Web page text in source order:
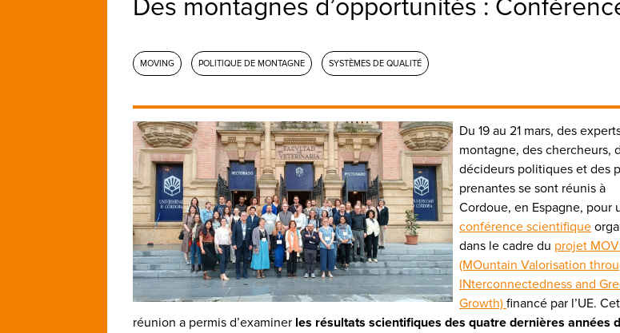
Des montagnes d’opportunités :
MOVING POLITIQUE DE MONTAGNE SYSTÈMES DE QUALITÉ
Du 19 au 21 mars, des
montagne, des chercheurs,
décideurs politiques et des
prenantes se sont réunis à
Cordoue, en Espagne, pour
conférence scientifique
dans le cadre du projet
(MOuntain Valorisation
INterconnectedness and
Growth) financé par l’UE.
réunion a permis d’examiner les résultats scientifiques des quatre dernières années